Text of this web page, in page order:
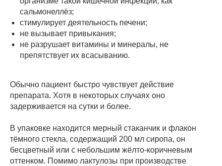
сальмонеллёз;
стимулирует деятельность печени;
не вызывает привыкания;
не разрушает витамины и минералы, не
препятствует их всасыванию.
Обычно пациент быстро чувствует действие
препарата. Хотя в некоторых случаях оно
задерживается на сутки и более.
В упаковке находится мерный стаканчик и флакон
тёмного стекла, содержащий 200 мл сиропа, он
бесцветный или с небольшим жёлто-коричневым
оттенком. Помимо лактулозы при производстве